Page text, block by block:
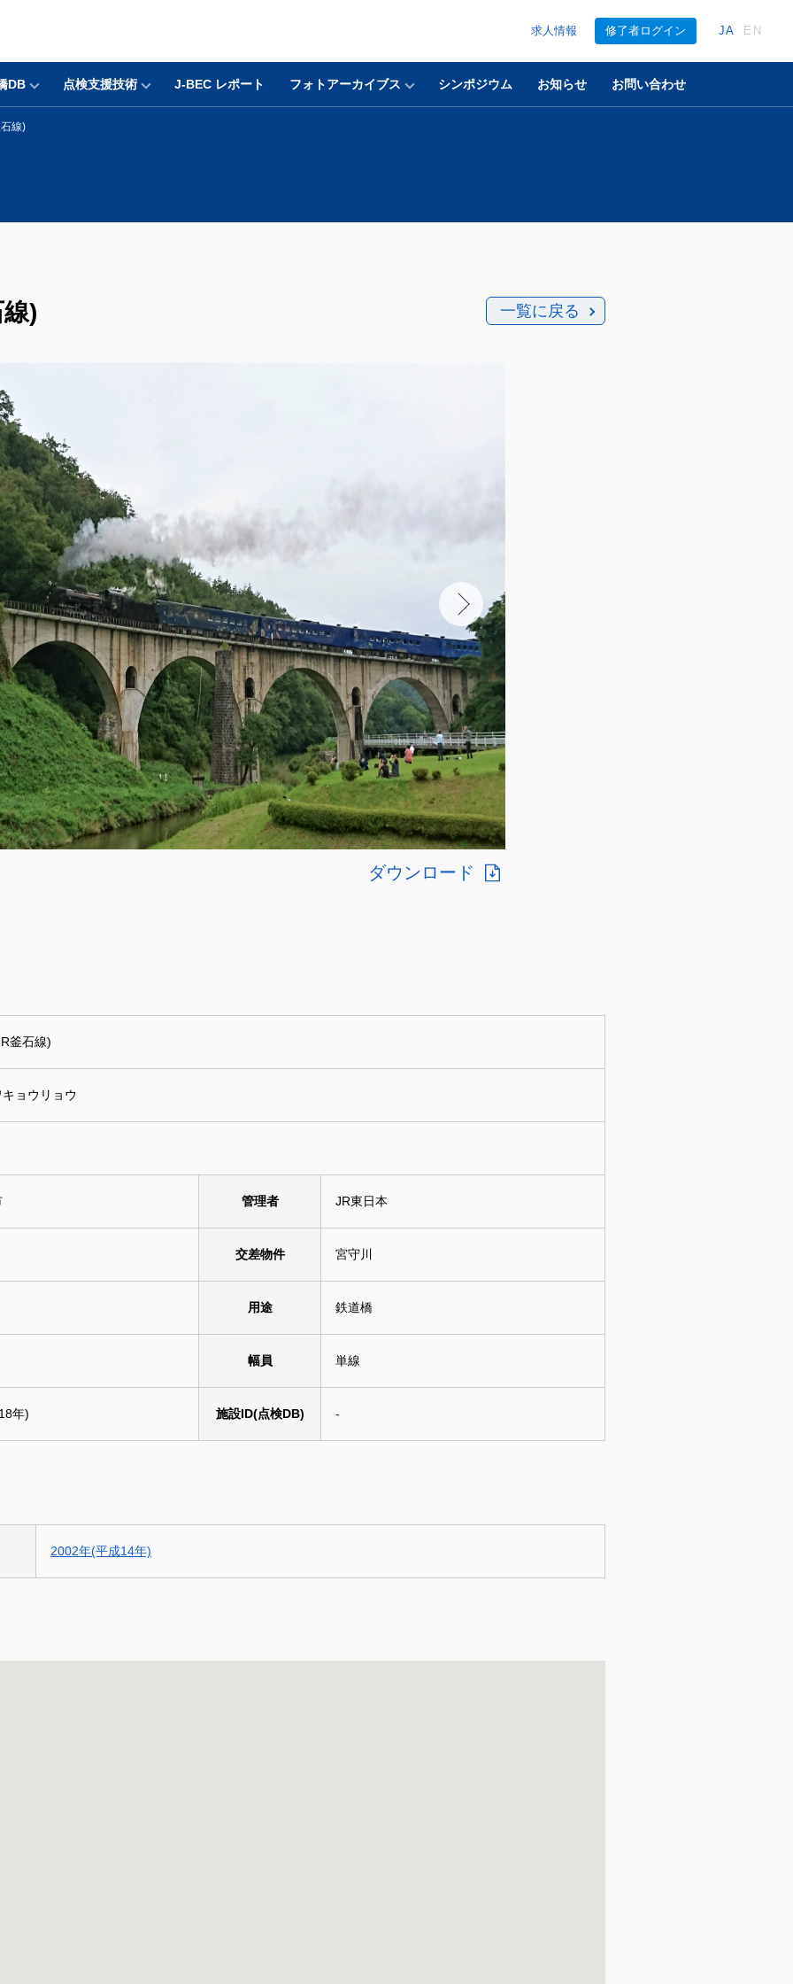
求人情報 修了者ログイン JA EN
DB 点検支援技術 J-BEC レポート フォトアーカイブス シンポジウム お知らせ お問い合わせ
線)
一覧に戻る
)
ダウンロード
釜石線)
ョウリョウ
管理者 JR東日本
交差物件 宮守川
用途 鉄道橋
幅員 単線
年) 施設ID(点検DB) -
2002年(平成14年)